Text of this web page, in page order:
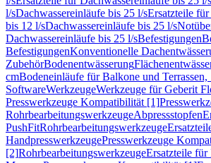
l/sDachwassereinläufe bis 25 l/sErsatzteile
bis 12 l/sDachwassereinläufe bis 25 l/s
Dachwassereinläufe bis 25 l/sBefestigungen
BefestigungenKonventionelle
ZubehörBodenentwässerung
cmBodeneinläufe für Balkone und
SoftwareWerkzeugeWerkzeuge für Geberit
Presswerkzeuge Kompatibilität [1]
RohrbearbeitungswerkzeugeAbpressstopfen
PushFitRohrbearbeitungswerkzeuge
HandpresswerkzeugePresswerkzeuge
[2]RohrbearbeitungswerkzeugeErsatzteile für